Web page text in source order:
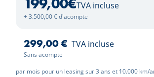
TVA incluse
+ 3.500,00 € d'acompte
299,00 € TVA incluse
Sans acompte
par mois pour un leasing sur 3 ans et 10.000 km/